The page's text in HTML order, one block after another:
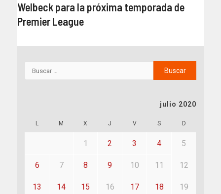
Welbeck para la próxima temporada de
Premier League
julio 2020
L M X J V S D
1 2 3 4 5
6 7 8 9 10 11 12
13 14 15 16 17 18 19